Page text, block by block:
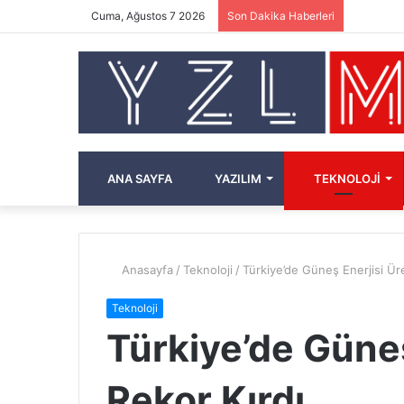
Cuma, Ağustos 7 2026 Son Dakika Haberleri
ANA SAYFA YAZILIM TEKNOLOJI
Anasayfa / Teknoloji / Türkiye’de Güneş Enerjisi
Teknoloji
Türkiye’de